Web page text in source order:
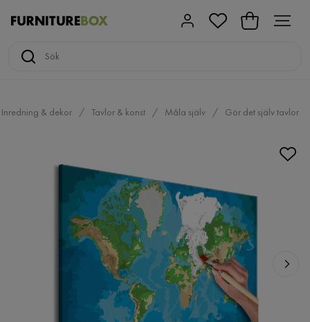
Inredning & dekor Tavlor & konst Måla själv Gör det själv tavlor